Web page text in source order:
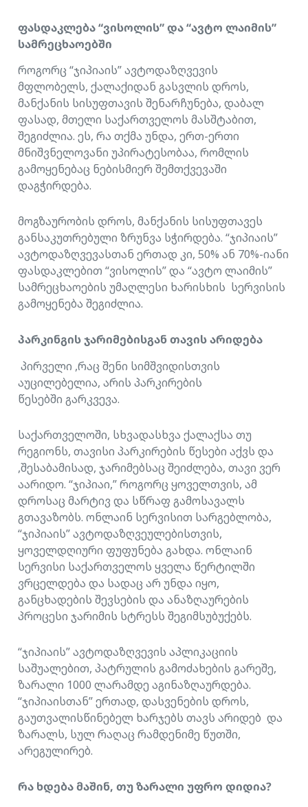
ფასდაკლება “ვისოლის” და “ავტო ლაიმის”
სამრეცხაოებში
როგორც “ჯიპიაის” ავტოდაზღვევის
მფლობელს, ქალაქიდან გასვლის დროს,
მანქანის სისუფთავის შენარჩუნება, დაბალ
ფასად, მთელი საქართველოს მასშტაბით,
შეგიძლია. ეს, რა თქმა უნდა, ერთ-ერთი
მნიშვნელოვანი უპირატესობაა, რომლის
გამოყენებაც ნებისმიერ შემთქვევაში
დაგჭირდება.
მოგზაურობის დროს, მანქანის სისუფთავეს
განსაკუთრებული ზრუნვა სჭირდება. “ჯიპიაის”
ავტოდაზღვევასთან ერთად კი, 50% ან 70%-იანი
ფასდაკლებით “ვისოლის” და “ავტო ლაიმის”
სამრეცხაოების უმაღლესი ხარისხის სერვისის
გამოყენება შეგიძლია.
პარკინგისჯარიმებისგანთავისარიდება
პირველი ,რაც შენი სიმშვიდისთვის
აუცილებელია, არის პარკირების
წესებში გარკვევა.
საქართველოში, სხვადასხვა ქალაქსა თუ
რეგიონს, თავისი პარკირების წესები აქვს და
,შესაბამისად, ჯარიმებსაც შეიძლება, თავი ვერ
აარიდო. “ჯიპიაი,” როგორც ყოველთვის, ამ
დროსაც მარტივ და სწრაფ გამოსავალს
გთავაზობს. ონლაინ სერვისით სარგებლობა,
“ჯიპიაის” ავტოდაზღვეულებისთვის,
ყოველდღიური ფუფუნება გახდა. ონლაინ
სერვისი საქართველოს ყველა წერტილში
ვრცელდება და სადაც არ უნდა იყო,
განცხადების შევსების და ანაზღაურების
პროცესი ჯარიმის სტრესს შეგიმსუბუქებს.
“ჯიპიაის” ავტოდაზღვევის აპლიკაციის
საშუალებით, პატრულის გამოძახების გარეშე,
ზარალი 1000 ლარამდე აგინაზღაურდება.
“ჯიპიაისთან” ერთად, დასვენების დროს,
გაუთვალისწინებელ ხარჯებს თავს არიდებ და
ზარალს, სულ რაღაც რამდენიმე წუთში,
არეგულირებ.
რა ხდებამაშინ, თუზარალი უფრო დიდია?